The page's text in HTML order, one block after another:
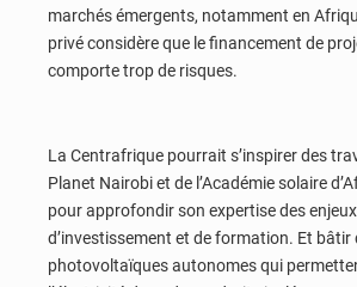
marchés émergents, notamment en
privé considère que le financement de
comporte trop de risques.
La Centrafrique pourrait s’inspirer des
Planet Nairobi et de l’Académie solaire
pour approfondir son expertise des
d’investissement et de formation. Et bâtir
photovoltaïques autonomes qui